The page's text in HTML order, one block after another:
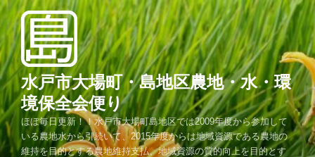
コ
ン
テ
ン
ツ
へ
ス
キ
ッ
水戸市大場町・島地区農地・水・環
境保全会便り
ほぼ毎日更新！！水戸市大場町島地区では2009年度から参加して
いる農地水から引続いて、2015年度からは地域資源である農地の
維持を目的とする農地維持支払、地域資源の質的向上を目的とす